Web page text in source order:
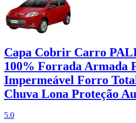
Capa Cobrir Carro
100% Forrada Armada
Impermeável Forro
Chuva Lona Proteção
5.0